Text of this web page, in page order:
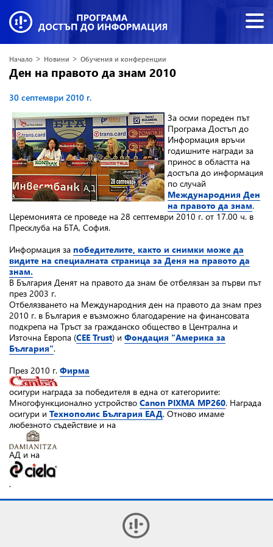
Начало > Новини > Обучения и конференции
Ден на правото да знам 2010
30 септември 2010 г.
За осми пореден път
Програма Достъп до
Информация връчи
годишните награди за
принос в областта на
достъпа до информация
по случай
Международния Ден
на правото да знам.
Церемонията се проведе на 28 септември 2010 г. от 17.00 ч. в
Пресклуба на БТА, София.
Информация за победителите, както и снимки може да
видите на специалната страница за Деня на правото да
знам.
В България Денят на правото да знам бе отбелязан за първи път
през 2003 г.
Отбелязването на Международния ден на правото да знам през
2010 г. в България е възможно благодарение на финансовата
подкрепа на Тръст за гражданско общество в Централна и
Източна Европа (CEE Trust) и Фондация "Америка за
България".
През 2010 г. Фирма
осигури награда за победителя в една от категориите:
Многофункционално устройство Canon PIXMA MP260. Награда
осигури и Технополис България ЕАД. Отново имаме
любезното съдействие и на
АД и на
.